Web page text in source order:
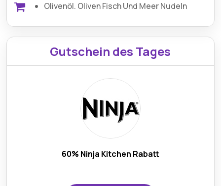
Olivenöl. Oliven Fisch Und Meer Nudeln
Gutschein des Tages
60% Ninja Kitchen Rabatt